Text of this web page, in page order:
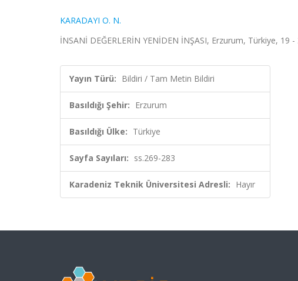
KARADAYI O. N.
İNSANİ DEĞERLERİN YENİDEN İNŞASI, Erzurum, Türkiye,
Yayın Türü: Bildiri / Tam Metin Bildiri
Basıldığı Şehir: Erzurum
Basıldığı Ülke: Türkiye
Sayfa Sayıları: ss.269-283
Karadeniz Teknik Üniversitesi Adresli: Hayır